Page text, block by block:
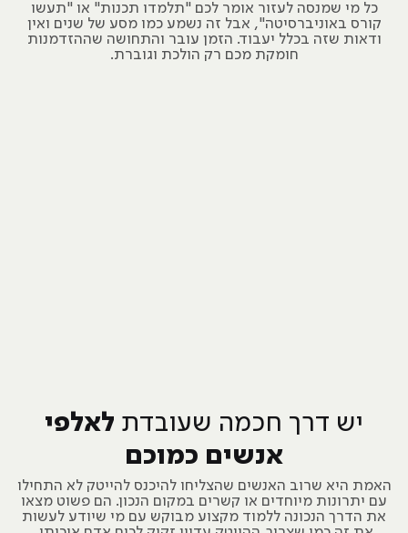
כל מי שמנסה לעזור אומר לכם "תלמדו תכנות" או "תעשו
קורס באוניברסיטה", אבל זה נשמע כמו מסע של שנים ואין
ודאות שזה בכלל יעבוד. הזמן עובר והתחושה שההזדמנות
חומקת מכם רק הולכת וגוברת.
יש דרך חכמה שעובדת לאלפי
אנשים כמוכם
האמת היא שרוב האנשים שהצליחו להיכנס להייטק לא התחילו
עם יתרונות מיוחדים או קשרים במקום הנכון. הם פשוט מצאו
את הדרך הנכונה ללמוד מקצוע מבוקש עם מי שיודע לעשות